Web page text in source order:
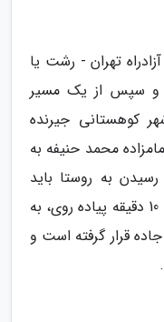
تهران - رشت یا
و سپس از یک مسیر
کوهستانی جیرنده
محمد حنیفه به
به روستا باید
خودرو را در جاده پارک کنید و با 5 تا 10 دقیقه پیاده روی، به
قرار گرفته است و